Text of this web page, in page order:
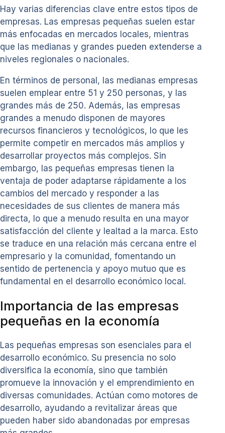
Hay varias diferencias clave entre estos tipos de
empresas. Las empresas pequeñas suelen estar
más enfocadas en mercados locales, mientras
que las medianas y grandes pueden extenderse a
niveles regionales o nacionales.
En términos de personal, las medianas empresas
suelen emplear entre 51 y 250 personas, y las
grandes más de 250. Además, las empresas
grandes a menudo disponen de mayores
recursos financieros y tecnológicos, lo que les
permite competir en mercados más amplios y
desarrollar proyectos más complejos. Sin
embargo, las pequeñas empresas tienen la
ventaja de poder adaptarse rápidamente a los
cambios del mercado y responder a las
necesidades de sus clientes de manera más
directa, lo que a menudo resulta en una mayor
satisfacción del cliente y lealtad a la marca. Esto
se traduce en una relación más cercana entre el
empresario y la comunidad, fomentando un
sentido de pertenencia y apoyo mutuo que es
fundamental en el desarrollo económico local.
Importancia de las empresas
pequeñas en la economía
Las pequeñas empresas son esenciales para el
desarrollo económico. Su presencia no solo
diversifica la economía, sino que también
promueve la innovación y el emprendimiento en
diversas comunidades. Actúan como motores de
desarrollo, ayudando a revitalizar áreas que
pueden haber sido abandonadas por empresas